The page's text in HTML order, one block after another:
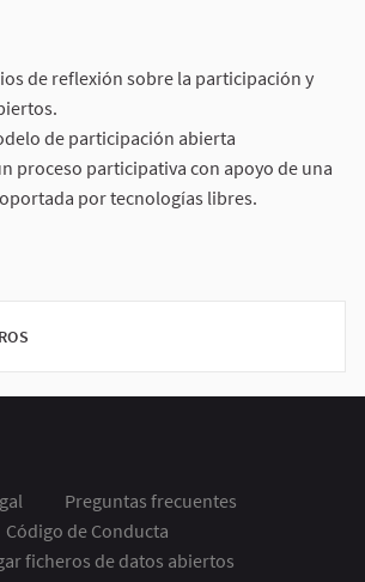
de reflexión sobre la participación y
de participación abierta
proceso participativa con apoyo de una
por tecnologías libres.
Preguntas frecuentes
Código de Conducta
ficheros de datos abiertos